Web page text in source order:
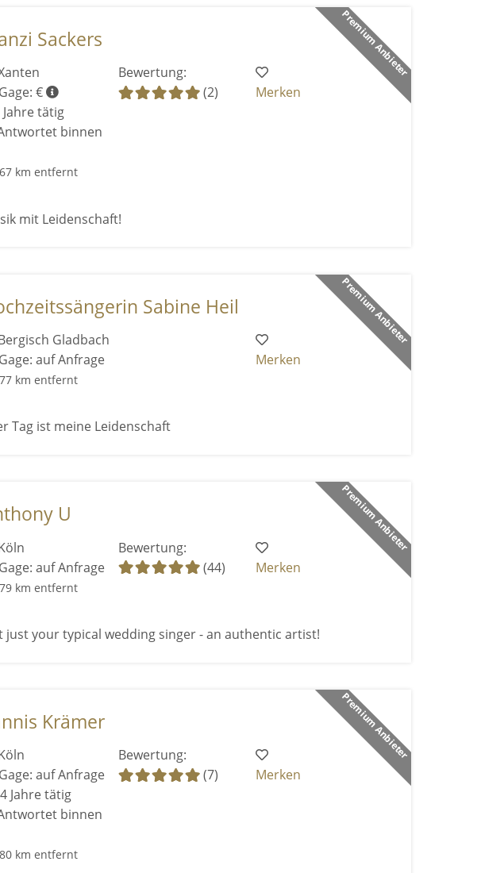
Premium Anbieter
Sackers
Gage: €
tätig
binnen
km entfernt
Bewertung:
(2)
Merken
mit Leidenschaft!
Premium Anbieter
Sabine Heil
Gladbach
Gage: auf Anfrage
km entfernt
Merken
Tag ist meine Leidenschaft
Premium Anbieter
U
Gage: auf Anfrage
km entfernt
Bewertung:
(44)
Merken
just your typical wedding singer - an authentic artist!
Premium Anbieter
Krämer
Gage: auf Anfrage
Jahre tätig
binnen
km entfernt
Bewertung:
(7)
Merken